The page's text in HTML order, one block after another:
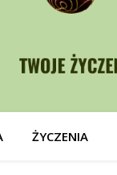
ŻYCZENIA